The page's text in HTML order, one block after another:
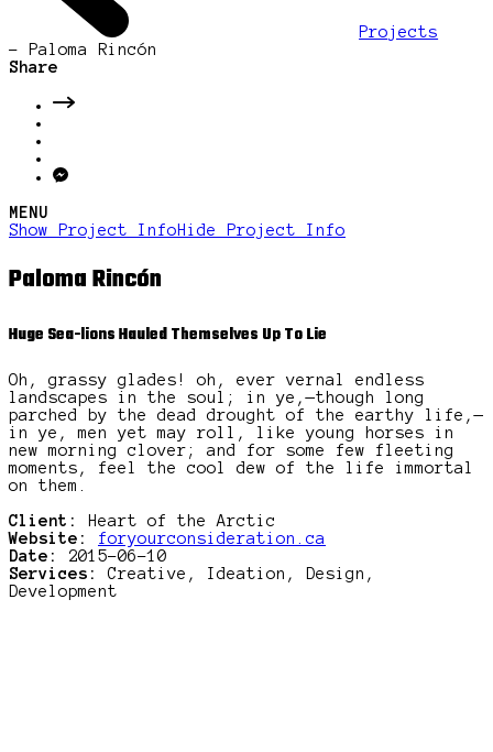
Projects
- Paloma Rincón
Share
MENU
Show Project InfoHide Project Info
Paloma Rincón
Huge Sea-lions Hauled Themselves Up To Lie
Oh, grassy glades! oh, ever vernal endless
landscapes in the soul; in ye,—though long
parched by the dead drought of the earthy life,—
in ye, men yet may roll, like young horses in
new morning clover; and for some few fleeting
moments, feel the cool dew of the life immortal
on them.
Client:
Heart of the Arctic
Website:
foryourconsideration.ca
Date:
2015-06-10
Services:
Creative, Ideation, Design,
Development